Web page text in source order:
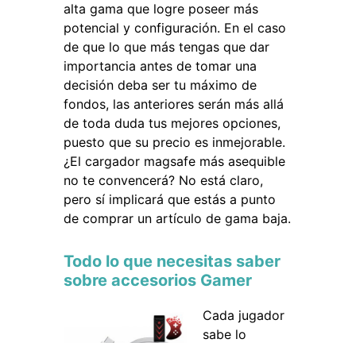
alta gama que logre poseer más
potencial y configuración. En el caso
de que lo que más tengas que dar
importancia antes de tomar una
decisión deba ser tu máximo de
fondos, las anteriores serán más allá
de toda duda tus mejores opciones,
puesto que su precio es inmejorable.
¿El cargador magsafe más asequible
no te convencerá? No está claro,
pero sí implicará que estás a punto
de comprar un artículo de gama baja.
Todo lo que necesitas saber
sobre accesorios Gamer
Cada jugador
sabe lo